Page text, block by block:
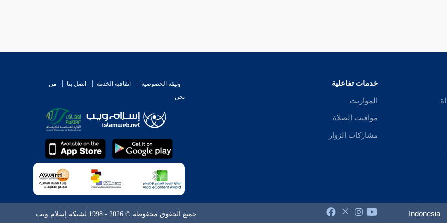
خدمات تفاعلية
المواريث
مواقيت الصلاة
مشاركات الزوار
وثيقة الخصوصية اتفاقية الخدمة اتصل بنا
من
نحن
Indonesia جميع الحقوق محفوظة © 2026 - 1998 لشبكة إسلام ويب